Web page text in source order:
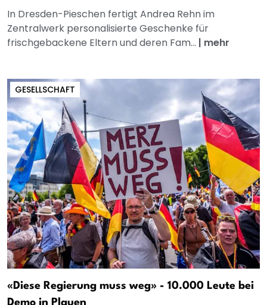
In Dresden-Pieschen fertigt Andrea Rehn im
Zentralwerk personalisierte Geschenke für
frischgebackene Eltern und deren Fam... | mehr
GESELLSCHAFT
«Diese Regierung muss weg» - 10.000 Leute bei
Demo in Plauen